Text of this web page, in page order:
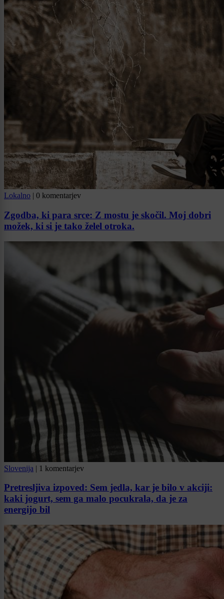
Lokalno | 0 komentarjev
Zgodba, ki para srce: Z mostu je skočil. Moj dobri
možek, ki si je tako želel otroka.
Slovenija | 1 komentarjev
Pretresljiva izpoved: Sem jedla, kar je bilo v akciji:
kaki jogurt, sem ga malo pocukrala, da je za
energijo bil